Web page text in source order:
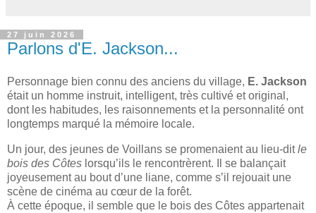
27 juin 2026
Parlons d'E. Jackson...
Personnage bien connu des anciens du village, E. Jackson
était un homme instruit, intelligent, très cultivé et original,
dont les habitudes, les raisonnements et la personnalité ont
longtemps marqué la mémoire locale.
Un jour, des jeunes de Voillans se promenaient au lieu-ditle
bois des Côtes lorsqu’ils le rencontrèrent. Il se balançait
joyeusement au bout d’une liane, comme s’il rejouait une
scène de cinéma au cœur de la forêt.
À cette époque, il semble que le bois des Côtes appartenait